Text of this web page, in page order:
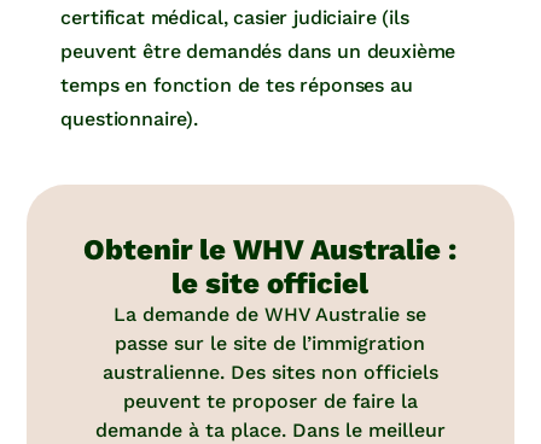
certificat médical, casier judiciaire (ils
peuvent être demandés dans un deuxième
temps en fonction de tes réponses au
questionnaire).
Obtenir le WHV Australie :
le site officiel
La demande de WHV Australie se
passe sur le site de l’immigration
australienne. Des sites non officiels
peuvent te proposer de faire la
demande à ta place. Dans le meilleur